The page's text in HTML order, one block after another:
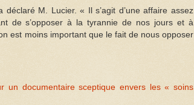
M. Lucier. « Il s’agit d’une affaire assez
de s’opposer à la tyrannie de nos jours et à
est moins important que le fait de nous opposer
un documentaire sceptique envers les « soins